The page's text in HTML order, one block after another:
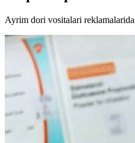
Ayrim dori vositalari